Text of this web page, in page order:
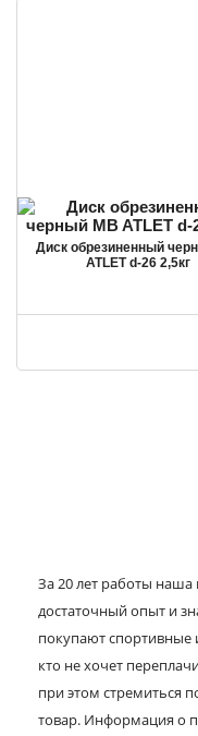
Диск обрезиненный
ATLET d-26 2,5кг
За 20 лет работы
достаточный опыт и
покупают спортивные
кто не хочет
при этом стремиться
товар. Информация о